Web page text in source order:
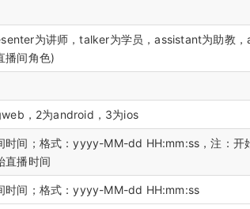
为讲师，talker为学员，assistant为助教，
播间角色)
，2为android，3为ios
时间；格式：yyyy-MM-dd HH:mm:ss，注：开
直播时间
时间；格式：yyyy-MM-dd HH:mm:ss